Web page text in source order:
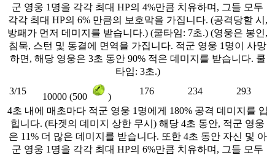
군 영웅 1명을 각각 최대 HP의 4%만큼 치유하며, 그들 모두
각각 최대 HP의 6% 만큼의 보호막을 가집니다. (공격당할 시,
방패가 먼저 데미지를 받습니다.) (쿨타임: 7초.) (영웅은 봉인,
침묵, 스턴 및 동결에 면역을 가집니다. 적군 영웅 1명이 사망
하면, 해당 영웅은 3초 동안 90% 적은 데미지를 받습니다. 쿨
타임: 3초.)
3/15
10000 (500 )
176 234
293
4초 내에 매초마다 적군 영웅 1명에게 180% 공격 데미지를 입
힙니다. (타겟의 데미지 상한 무시) 해당 4초 동안, 적군 영웅
은 11% 더 많은 데미지를 받습니다. 또한 4초 동안 자신 및 아
군 영웅 1명을 각각 최대 HP의 6%만큼 치유하며, 그들 모두